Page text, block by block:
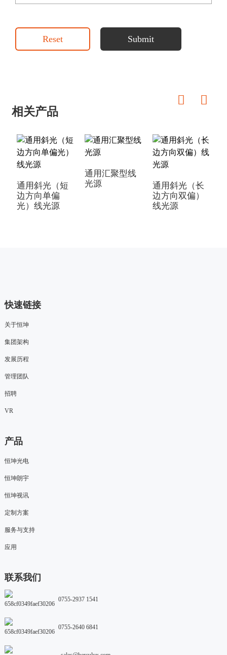
Reset Submit
相关产品
通用斜光（短
边方向单偏
光）线光源
通用汇聚型线
光源
通用斜光（长
边方向双偏）
线光源
快速链接
关于恒坤
集团架构
发展历程
管理团队
招聘
VR
产品
恒坤光电
恒坤朗宇
恒坤视讯
定制方案
服务与支持
应用
联系我们
0755-2937 1541
0755-2640 6841